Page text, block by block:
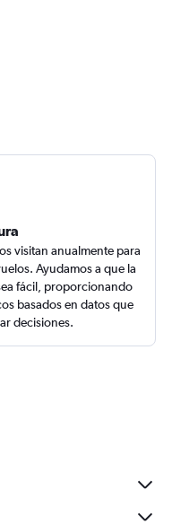
visitan anualmente para
Ayudamos a que la
fácil, proporcionando
basados en datos que
decisiones.